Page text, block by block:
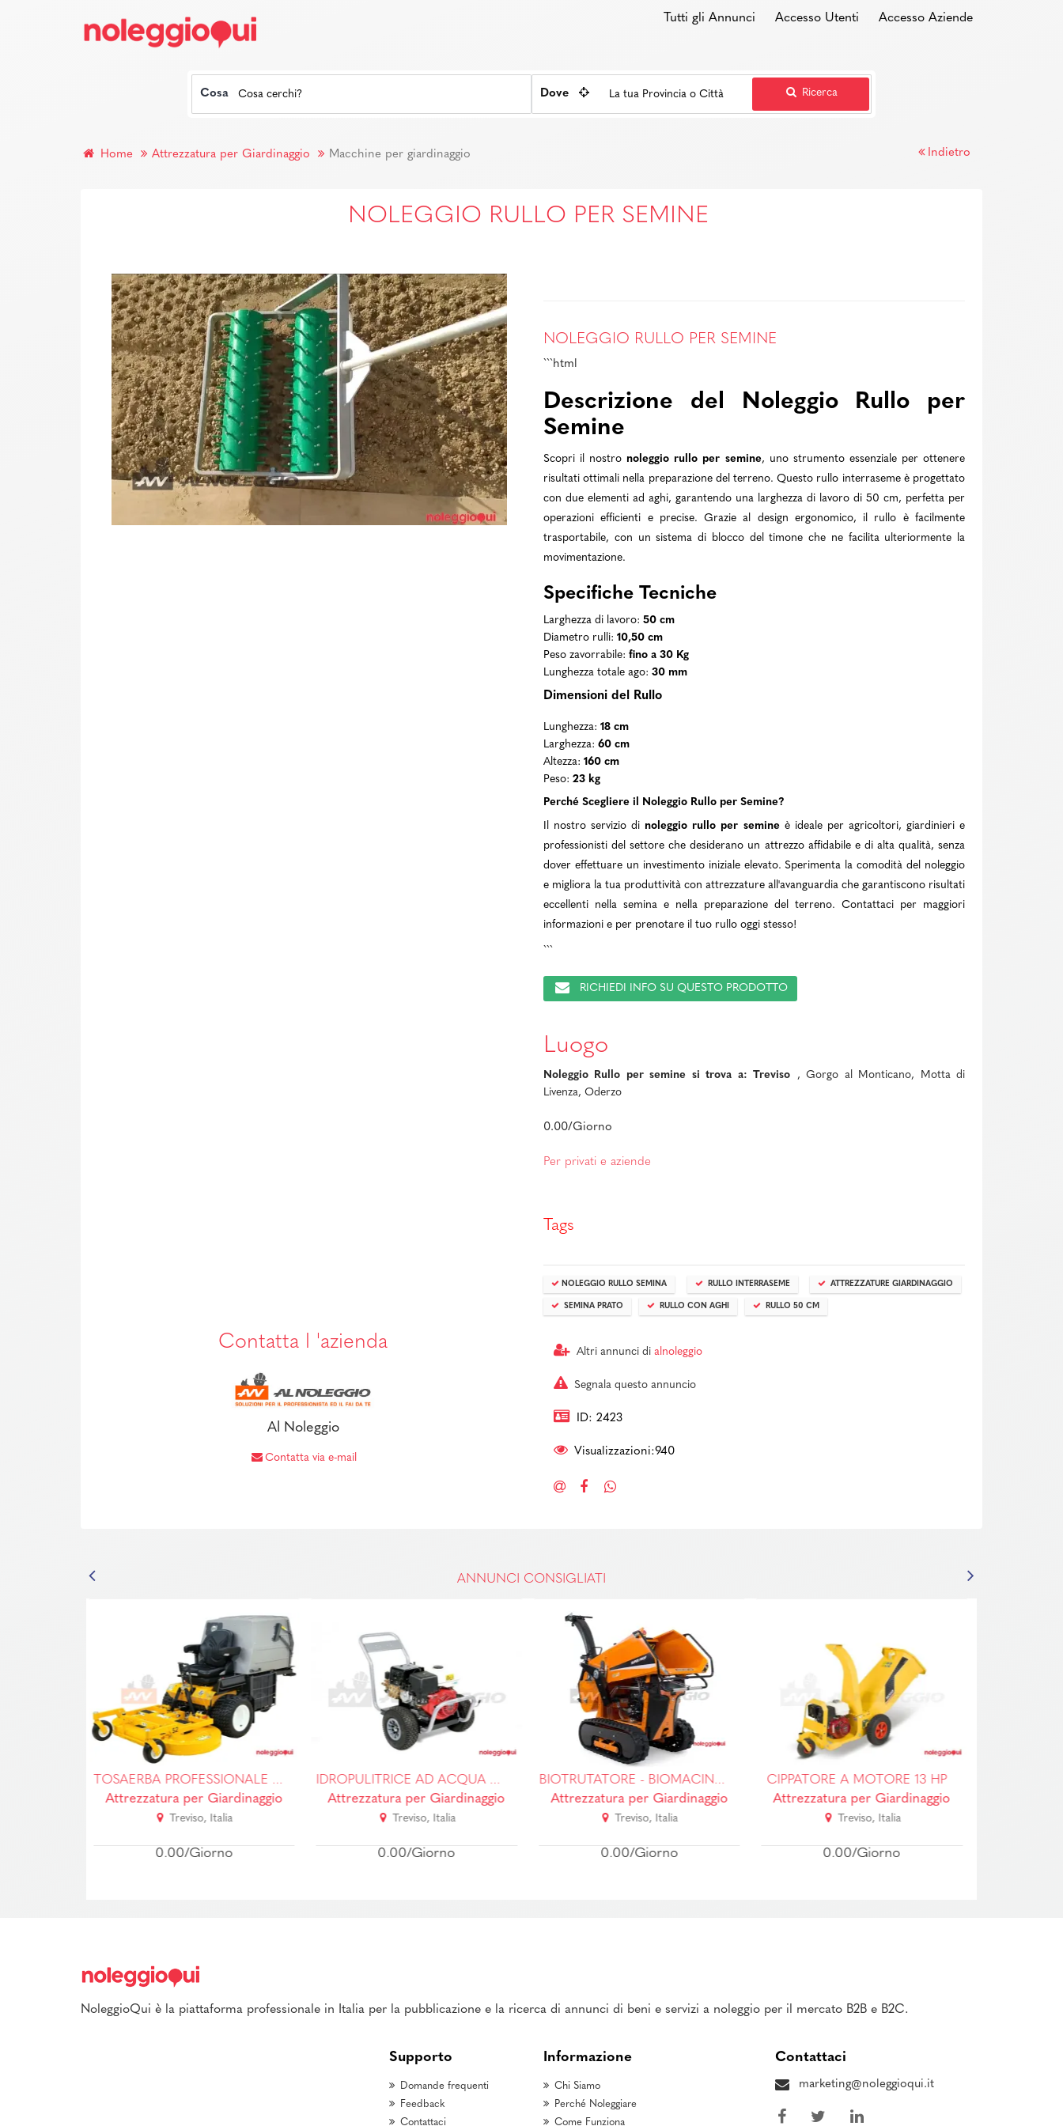
Tutti gli Annunci Accesso Utenti Accesso Aziende
Cosa Dove Ricerca
Home Attrezzatura per Giardinaggio Macchine per giardinaggio Indietro
NOLEGGIO RULLO PER SEMINE
NOLEGGIO RULLO PER SEMINE
```html
Descrizione del Noleggio Rullo per
Semine
Scopri il nostro noleggio rullo per semine, uno strumento essenziale per ottenere
risultati ottimali nella preparazione del terreno. Questo rullo interraseme è progettato
con due elementi ad aghi, garantendo una larghezza di lavoro di 50 cm, perfetta per
operazioni efficienti e precise. Grazie al design ergonomico, il rullo è facilmente
trasportabile, con un sistema di blocco del timone che ne facilita ulteriormente la
movimentazione.
Specifiche Tecniche
Larghezza di lavoro: 50 cm
Diametro rulli: 10,50 cm
Peso zavorrabile: fino a 30 Kg
Lunghezza totale ago: 30 mm
Dimensioni del Rullo
Lunghezza: 18 cm
Larghezza: 60 cm
Altezza: 160 cm
Peso: 23 kg
Perché Scegliere il Noleggio Rullo per Semine?
Il nostro servizio di noleggio rullo per semineè ideale per agricoltori, giardinieri e
professionisti del settore che desiderano un attrezzo affidabile e di alta qualità, senza
dover effettuare un investimento iniziale elevato. Sperimenta la comodità del noleggio
e migliora la tua produttività con attrezzature all'avanguardia che garantiscono risultati
eccellenti nella semina e nella preparazione del terreno. Contattaci per maggiori
informazioni e per prenotare il tuo rullo oggi stesso!
```
RICHIEDI INFO SU QUESTO PRODOTTO
Luogo
Noleggio Rullo per semine si trova a: Treviso
, Gorgo al Monticano, Motta di
Livenza, Oderzo
0.00/Giorno
Per privati e aziende
Tags
NOLEGGIO RULLO SEMINA RULLO INTERRASEME ATTREZZATURE GIARDINAGGIO
SEMINA PRATO RULLO CON AGHI RULLO 50 CM
Contatta l 'azienda
Al Noleggio
Contatta via e-mail
Altri annunci di alnoleggio
Segnala questo annuncio
ID: 2423
Visualizzazioni:940
ANNUNCI CONSIGLIATI
TOSAERBA PROFESSIONALE ALTA POTENZA
Attrezzatura per Giardinaggio
Treviso, Italia
0.00/Giorno
IDROPULITRICE AD ACQUA FREDDA
Attrezzatura per Giardinaggio
Treviso, Italia
0.00/Giorno
BIOTRUTATORE - BIOMACINATORE 16.9KW
Attrezzatura per Giardinaggio
Treviso, Italia
0.00/Giorno
CIPPATORE A MOTORE 13 HP
Attrezzatura per Giardinaggio
Treviso, Italia
0.00/Giorno
NoleggioQui è la piattaforma professionale in Italia per la pubblicazione e la ricerca di annunci di beni e servizi a noleggio per il mercato B2B e B2C.
Supporto
Domande frequenti
Feedback
Contattaci
Informazione
Chi Siamo
Perché Noleggiare
Come Funziona
Contattaci
marketing@noleggioqui.it